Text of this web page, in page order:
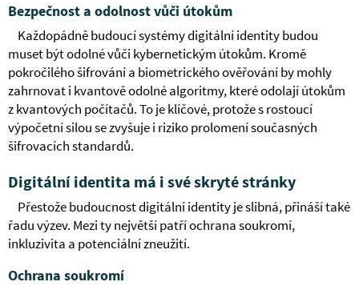
Bezpečnost a odolnost vůči útokům
Každopádně budoucí systémy digitální identity budou
muset být odolné vůči kybernetickým útokům. Kromě
pokročilého šifrování a biometrického ověřování by mohly
zahrnovat i kvantově odolné algoritmy, které odolají útokům
z kvantových počítačů. To je klíčové, protože s rostoucí
výpočetní silou se zvyšuje i riziko prolomení současných
šifrovacích standardů.
Digitální identita má i své skryté stránky
Přestože budoucnost digitální identity je slibná, přináší také
řadu výzev. Mezi ty největší patří ochrana soukromí,
inkluzivita a potenciální zneužití.
Ochrana soukromí